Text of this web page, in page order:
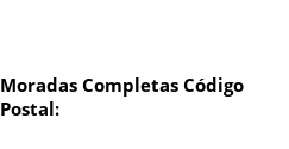
Moradas Completas Código
Postal: